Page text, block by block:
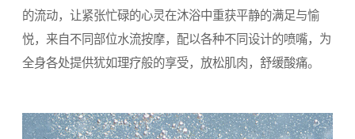
的流动，让紧张忙碌的心灵在沐浴中重获平静的满足与愉
悦，来自不同部位水流按摩，配以各种不同设计的喷嘴，为
全身各处提供犹如理疗般的享受，放松肌肉，舒缓酸痛。